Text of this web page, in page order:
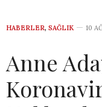
HABERLER, SAĞLIK 10
Anne